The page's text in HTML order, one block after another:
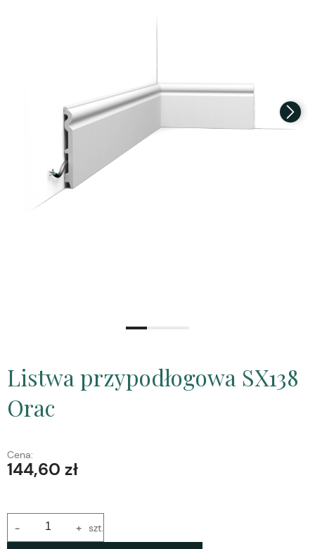
Listwa przypodłogowa SX138
Orac
Cena:
144,60 zł
+
- szt.